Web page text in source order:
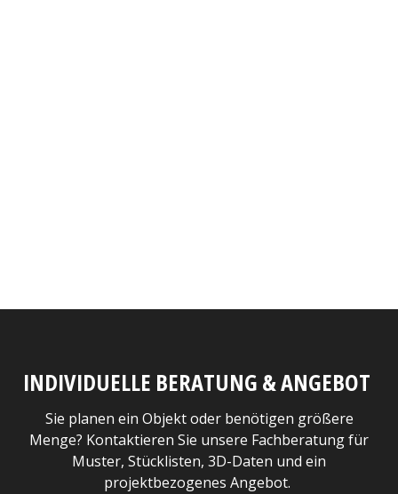
INDIVIDUELLE BERATUNG & ANGEBOT
Sie planen ein Objekt oder benötigen größere
Menge? Kontaktieren Sie unsere Fachberatung für
Muster, Stücklisten, 3D-Daten und ein
projektbezogenes Angebot.